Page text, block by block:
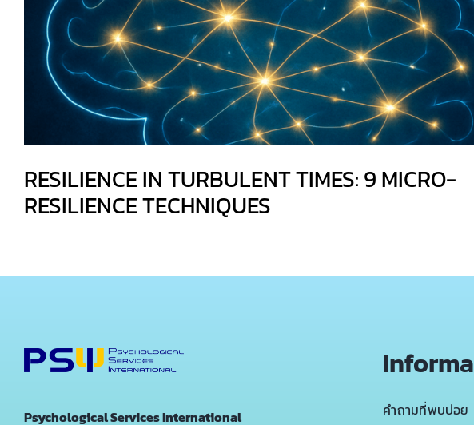
RESILIENCE IN TURBULENT TIMES: 9 MICRO-
RESILIENCE TECHNIQUES
Psychological Services International คำถามที่พบบ่อย